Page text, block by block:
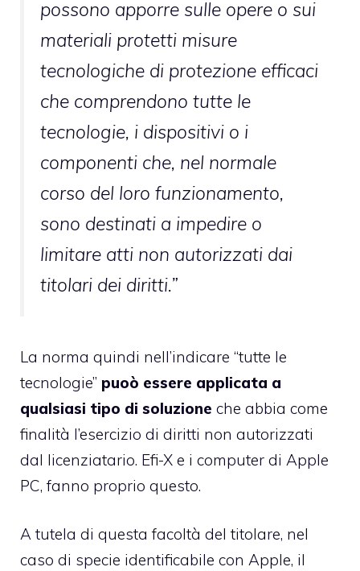
possono apporre sulle opere o sui
materiali protetti misure
tecnologiche di protezione efficaci
che comprendono tutte le
tecnologie, i dispositivi o i
componenti che, nel normale
corso del loro funzionamento,
sono destinati a impedire o
limitare atti non autorizzati dai
titolari dei diritti.”
La norma quindi nell’indicare “tutte le
tecnologie” puoò essere applicata a
qualsiasi tipo di soluzione che abbia come
finalità l’esercizio di diritti non autorizzati
dal licenziatario. Efi-X e i computer di Apple
PC, fanno proprio questo.
A tutela di questa facoltà del titolare, nel
caso di specie identificabile con Apple, il